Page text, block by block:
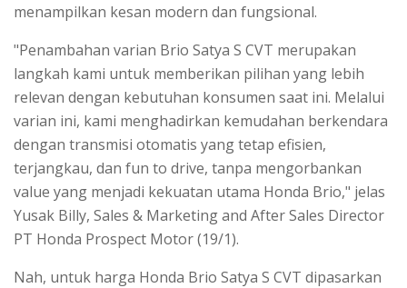
menampilkan kesan modern dan fungsional.
"Penambahan varian Brio Satya S CVT merupakan
langkah kami untuk memberikan pilihan yang lebih
relevan dengan kebutuhan konsumen saat ini. Melalui
varian ini, kami menghadirkan kemudahan berkendara
dengan transmisi otomatis yang tetap efisien,
terjangkau, dan fun to drive, tanpa mengorbankan
value yang menjadi kekuatan utama Honda Brio," jelas
Yusak Billy, Sales & Marketing and After Sales Director
PT Honda Prospect Motor (19/1).
Nah, untuk harga Honda Brio Satya S CVT dipasarkan